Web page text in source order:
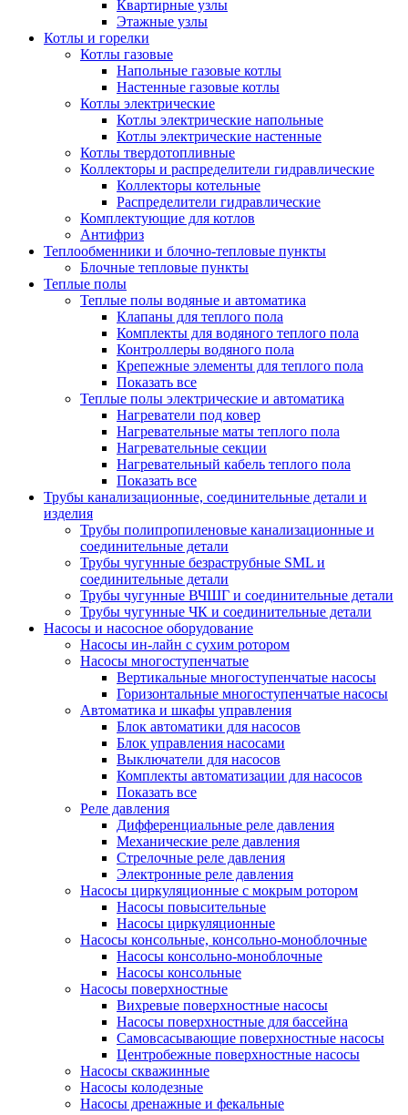
Квартирные узлы
Этажные узлы
Котлы и горелки
Котлы газовые
Напольные газовые котлы
Настенные газовые котлы
Котлы электрические
Котлы электрические напольные
Котлы электрические настенные
Котлы твердотопливные
Коллекторы и распределители гидравлические
Коллекторы котельные
Распределители гидравлические
Комплектующие для котлов
Антифриз
Теплообменники и блочно-тепловые пункты
Блочные тепловые пункты
Теплые полы
Теплые полы водяные и автоматика
Клапаны для теплого пола
Комплекты для водяного теплого пола
Контроллеры водяного пола
Крепежные элементы для теплого пола
Показать все
Теплые полы электрические и автоматика
Нагреватели под ковер
Нагревательные маты теплого пола
Нагревательные секции
Нагревательный кабель теплого пола
Показать все
Трубы канализационные, соединительные детали и
изделия
Трубы полипропиленовые канализационные и
соединительные детали
Трубы чугунные безраструбные SML и
соединительные детали
Трубы чугунные ВЧШГ и соединительные детали
Трубы чугунные ЧК и соединительные детали
Насосы и насосное оборудование
Насосы ин-лайн с сухим ротором
Насосы многоступенчатые
Вертикальные многоступенчатые насосы
Горизонтальные многоступенчатые насосы
Автоматика и шкафы управления
Блок автоматики для насосов
Блок управления насосами
Выключатели для насосов
Комплекты автоматизации для насосов
Показать все
Реле давления
Дифференциальные реле давления
Механические реле давления
Стрелочные реле давления
Электронные реле давления
Насосы циркуляционные с мокрым ротором
Насосы повысительные
Насосы циркуляционные
Насосы консольные, консольно-моноблочные
Насосы консольно-моноблочные
Насосы консольные
Насосы поверхностные
Вихревые поверхностные насосы
Насосы поверхностные для бассейна
Самовсасывающие поверхностные насосы
Центробежные поверхностные насосы
Насосы скважинные
Насосы колодезные
Насосы дренажные и фекальные